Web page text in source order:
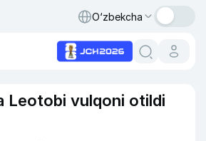
O‘zbekcha
Leotobi vulqoni otildi